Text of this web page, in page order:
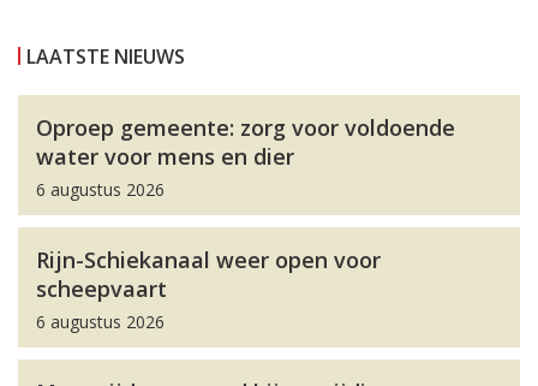
LAATSTE NIEUWS
Oproep gemeente: zorg voor voldoende
water voor mens en dier
6 augustus 2026
Rijn-Schiekanaal weer open voor
scheepvaart
6 augustus 2026